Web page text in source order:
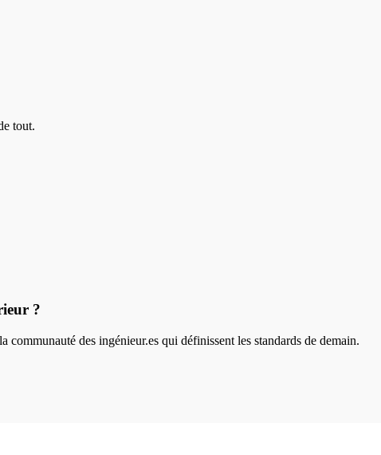
tout.
?
des ingénieur.es qui définissent les standards de demain.